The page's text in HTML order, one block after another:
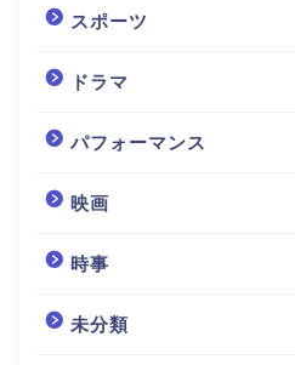
スポーツ
ドラマ
パフォーマンス
映画
時事
未分類